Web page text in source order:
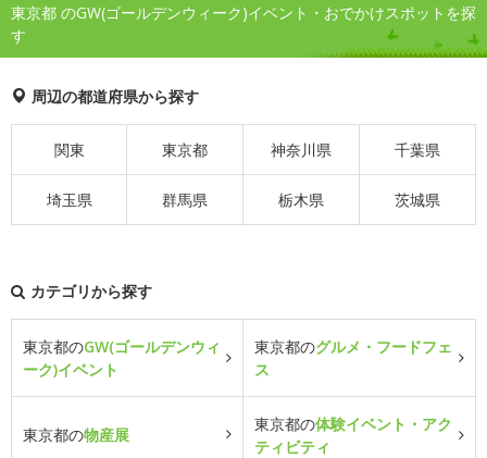
東京都 のGW(ゴールデンウィーク)イベント・おでかけスポットを探
す
周辺の都道府県から探す
関東 東京都 神奈川県 千葉県
埼玉県 群馬県 栃木県 茨城県
カテゴリから探す
東京都のGW(ゴールデンウィ
ーク)イベント
東京都のグルメ・フードフェ
ス
東京都の物産展
東京都の体験イベント・アク
ティビティ